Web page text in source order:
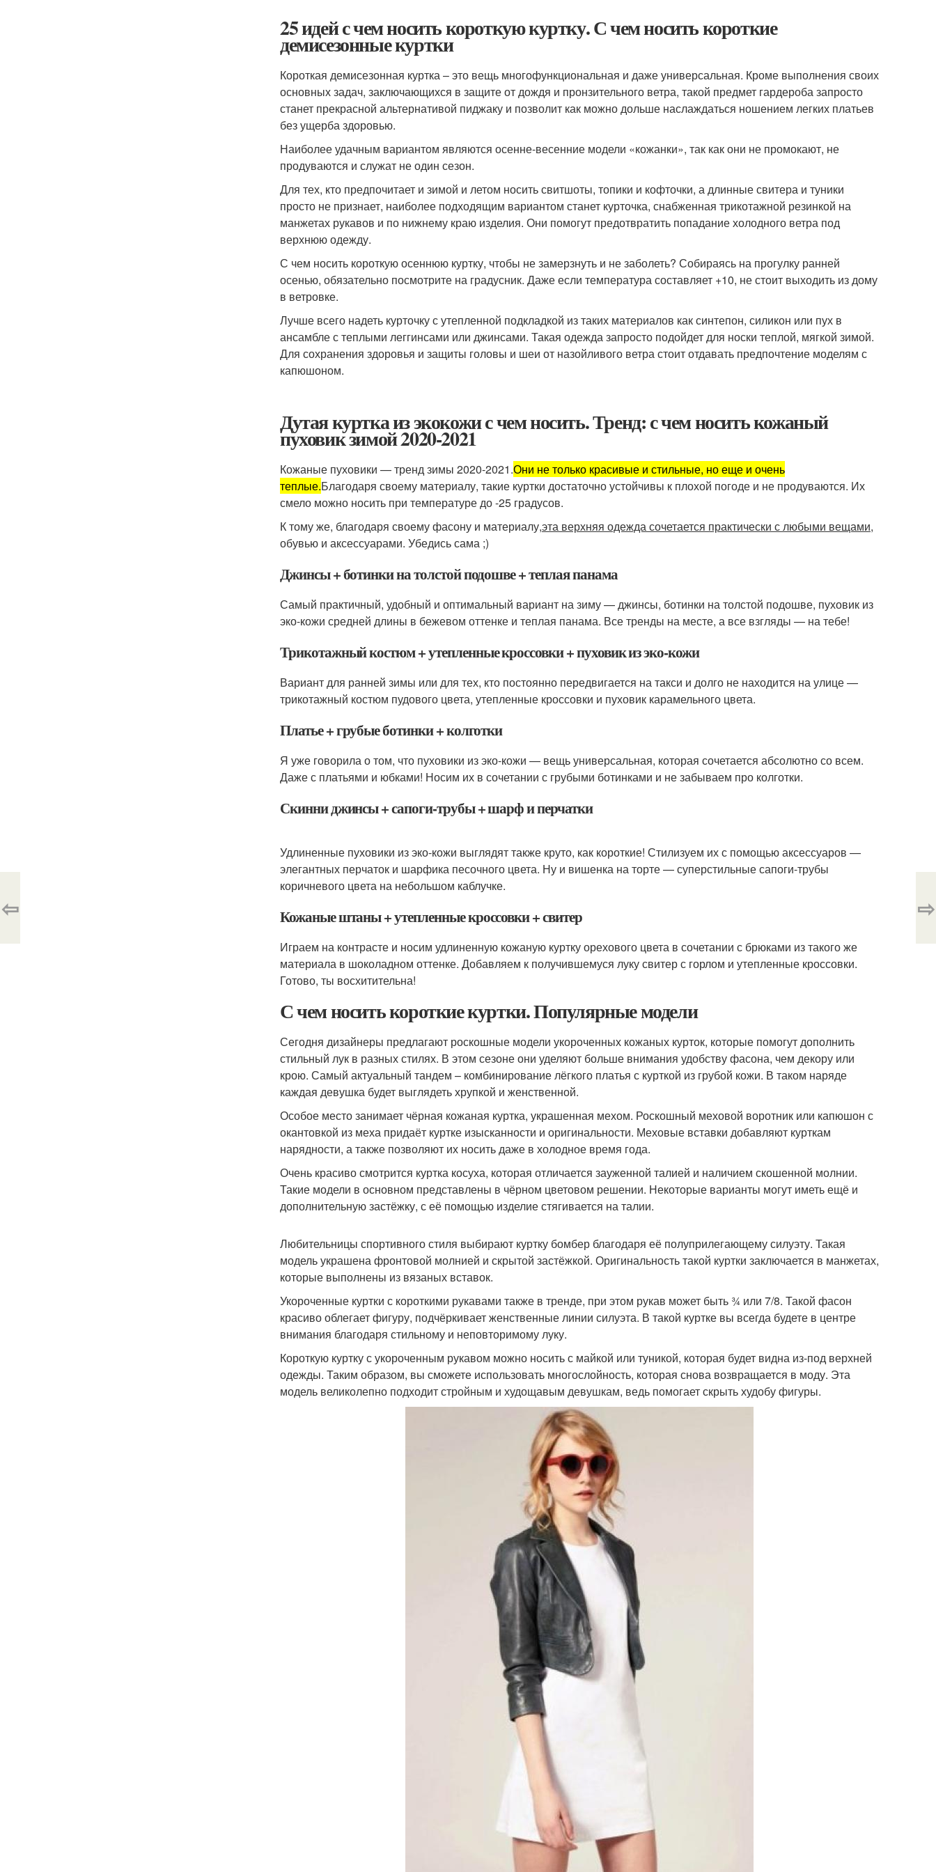
25 идей с чем носить короткую куртку. С чем носить короткие
демисезонные куртки
Короткая демисезонная куртка – это вещь многофункциональная и даже универсальная. Кроме выполнения своих
основных задач, заключающихся в защите от дождя и пронзительного ветра, такой предмет гардероба запросто
станет прекрасной альтернативой пиджаку и позволит как можно дольше наслаждаться ношением легких платьев
без ущерба здоровью.
Наиболее удачным вариантом являются осенне-весенние модели «кожанки», так как они не промокают, не
продуваются и служат не один сезон.
Для тех, кто предпочитает и зимой и летом носить свитшоты, топики и кофточки, а длинные свитера и туники
просто не признает, наиболее подходящим вариантом станет курточка, снабженная трикотажной резинкой на
манжетах рукавов и по нижнему краю изделия. Они помогут предотвратить попадание холодного ветра под
верхнюю одежду.
С чем носить короткую осеннюю куртку, чтобы не замерзнуть и не заболеть? Собираясь на прогулку ранней
осенью, обязательно посмотрите на градусник. Даже если температура составляет +10, не стоит выходить из дому
в ветровке.
Лучше всего надеть курточку с утепленной подкладкой из таких материалов как синтепон, силикон или пух в
ансамбле с теплыми леггинсами или джинсами. Такая одежда запросто подойдет для носки теплой, мягкой зимой.
Для сохранения здоровья и защиты головы и шеи от назойливого ветра стоит отдавать предпочтение моделям с
капюшоном.
Дутая куртка из экокожи с чем носить. Тренд: с чем носить кожаный
пуховик зимой 2020-2021
Кожаные пуховики — тренд зимы 2020-2021.Они не только красивые и стильные, но еще и очень
теплые.Благодаря своему материалу, такие куртки достаточно устойчивы к плохой погоде и не продуваются. Их
смело можно носить при температуре до -25 градусов.
К тому же, благодаря своему фасону и материалу,эта верхняя одежда сочетается практически с любыми вещами,
обувью и аксессуарами. Убедись сама ;)
Джинсы + ботинки на толстой подошве + теплая панама
Самый практичный, удобный и оптимальный вариант на зиму — джинсы, ботинки на толстой подошве, пуховик из
эко-кожи средней длины в бежевом оттенке и теплая панама. Все тренды на месте, а все взгляды — на тебе!
Трикотажный костюм + утепленные кроссовки + пуховик из эко-кожи
Вариант для ранней зимы или для тех, кто постоянно передвигается на такси и долго не находится на улице —
трикотажный костюм пудового цвета, утепленные кроссовки и пуховик карамельного цвета.
Платье + грубые ботинки + колготки
Я уже говорила о том, что пуховики из эко-кожи — вещь универсальная, которая сочетается абсолютно со всем.
Даже с платьями и юбками! Носим их в сочетании с грубыми ботинками и не забываем про колготки.
Скинни джинсы + сапоги-трубы + шарф и перчатки
Удлиненные пуховики из эко-кожи выглядят также круто, как короткие! Стилизуем их с помощью аксессуаров —
элегантных перчаток и шарфика песочного цвета. Ну и вишенка на торте — суперстильные сапоги-трубы
коричневого цвета на небольшом каблучке.
Кожаные штаны + утепленные кроссовки + свитер
Играем на контрасте и носим удлиненную кожаную куртку орехового цвета в сочетании с брюками из такого же
материала в шоколадном оттенке. Добавляем к получившемуся луку свитер с горлом и утепленные кроссовки.
Готово, ты восхитительна!
С чем носить короткие куртки. Популярные модели
Сегодня дизайнеры предлагают роскошные модели укороченных кожаных курток, которые помогут дополнить
стильный лук в разных стилях. В этом сезоне они уделяют больше внимания удобству фасона, чем декору или
крою. Самый актуальный тандем – комбинирование лёгкого платья с курткой из грубой кожи. В таком наряде
каждая девушка будет выглядеть хрупкой и женственной.
Особое место занимает чёрная кожаная куртка, украшенная мехом. Роскошный меховой воротник или капюшон с
окантовкой из меха придаёт куртке изысканности и оригинальности. Меховые вставки добавляют курткам
нарядности, а также позволяют их носить даже в холодное время года.
Очень красиво смотрится куртка косуха, которая отличается зауженной талией и наличием скошенной молнии.
Такие модели в основном представлены в чёрном цветовом решении. Некоторые варианты могут иметь ещё и
дополнительную застёжку, с её помощью изделие стягивается на талии.
Любительницы спортивного стиля выбирают куртку бомбер благодаря её полуприлегающему силуэту. Такая
модель украшена фронтовой молнией и скрытой застёжкой. Оригинальность такой куртки заключается в манжетах,
которые выполнены из вязаных вставок.
Укороченные куртки с короткими рукавами также в тренде, при этом рукав может быть ¾ или 7/8. Такой фасон
красиво облегает фигуру, подчёркивает женственные линии силуэта. В такой куртке вы всегда будете в центре
внимания благодаря стильному и неповторимому луку.
Короткую куртку с укороченным рукавом можно носить с майкой или туникой, которая будет видна из-под верхней
одежды. Таким образом, вы сможете использовать многослойность, которая снова возвращается в моду. Эта
модель великолепно подходит стройным и худощавым девушкам, ведь помогает скрыть худобу фигуры.
⇦ ⇨